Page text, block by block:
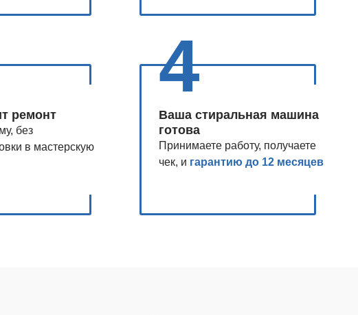
ремонт
без
в мастерскую
4
Ваша стиральная машина
готова
Принимаете работу, получаете
чек, и гарантию до 12 месяцев